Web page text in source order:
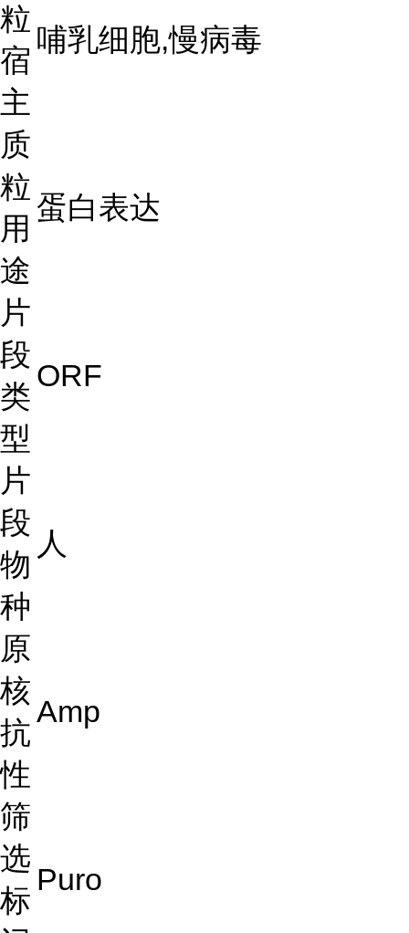
粒
宿
主
哺乳细胞,慢病毒
质
粒
用
途
蛋白表达
片
段
类
型
ORF
片
段
物
种
人
原
核
抗
性
Amp
筛
选
标
Puro